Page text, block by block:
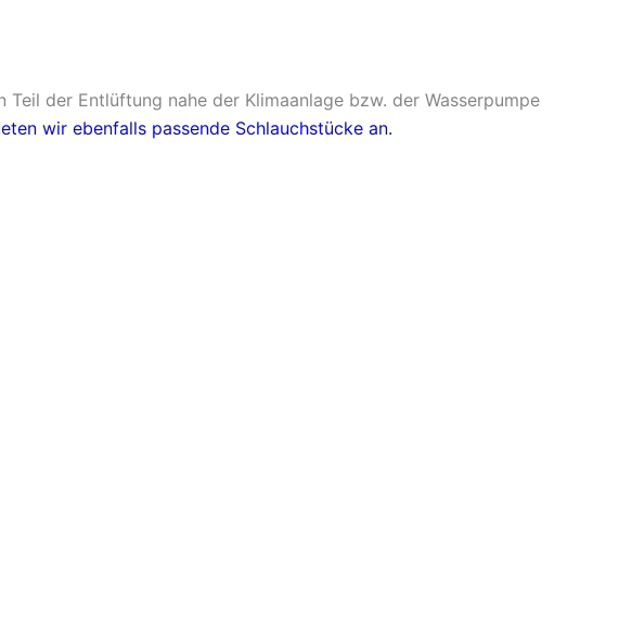
der Entlüftung nahe der Klimaanlage bzw. der Wasserpumpe
wir ebenfalls passende Schlauchstücke an.